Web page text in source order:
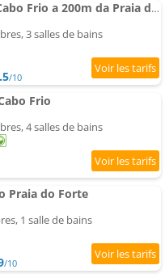
Apartamento em Cabo Frio a 200m da Praia do Forte
3 salles de bains
/10
Frio
4 salles de bains
Praia do Forte
1 salle de bains
/10